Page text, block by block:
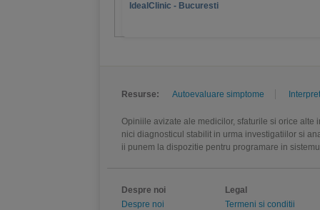
IdealClinic - Bucuresti
Resurse: Autoevaluare simptome
Opiniile avizate ale medicilor, sfaturile si orice
nici diagnosticul stabilit in urma investigatiilor si
ii punem la dispozitie pentru programare in
Despre noi
Despre noi
Legal
Termeni si conditii